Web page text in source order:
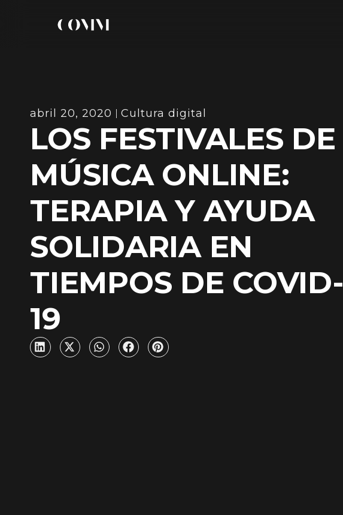
in
abril 20, 2020 Cultura digital
LOS FESTIVALES DE
MÚSICA ONLINE:
TERAPIA Y AYUDA
SOLIDARIA EN
TIEMPOS DE COVID-
19